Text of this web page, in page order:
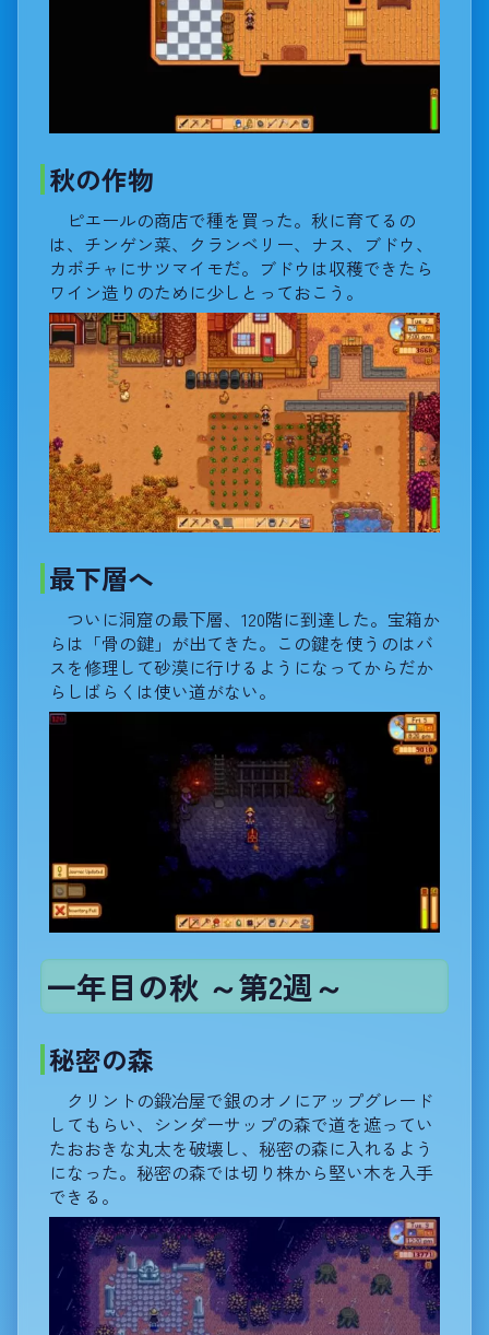
秋の作物
ピエールの商店で種を買った。秋に育てるの
は、チンゲン菜、クランベリー、ナス、ブドウ、
カボチャにサツマイモだ。ブドウは収穫できたら
ワイン造りのために少しとっておこう。
最下層へ
ついに洞窟の最下層、120階に到達した。宝箱か
らは「骨の鍵」が出てきた。この鍵を使うのはバ
スを修理して砂漠に行けるようになってからだか
らしばらくは使い道がない。
一年目の秋 ～第2週～
秘密の森
クリントの鍛冶屋で銀のオノにアップグレード
してもらい、シンダーサップの森で道を遮ってい
たおおきな丸太を破壊し、秘密の森に入れるよう
になった。秘密の森では切り株から堅い木を入手
できる。